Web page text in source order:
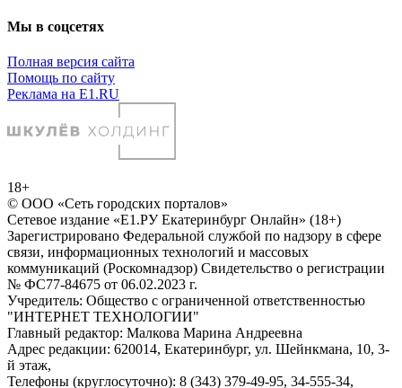
Мы в соцсетях
Полная версия сайта
Помощь по сайту
Реклама на E1.RU
18+
© ООО «Сеть городских порталов»
Сетевое издание «Е1.РУ Екатеринбург Онлайн» (18+)
Зарегистрировано Федеральной службой по надзору в сфере
связи, информационных технологий и массовых
коммуникаций (Роскомнадзор) Свидетельство о регистрации
№ ФС77-84675 от 06.02.2023 г.
Учредитель: Общество с ограниченной ответственностью
"ИНТЕРНЕТ ТЕХНОЛОГИИ"
Главный редактор: Малкова Марина Андреевна
Адрес редакции: 620014, Екатеринбург, ул. Шейнкмана, 10, 3-
й этаж,
Телефоны (круглосуточно): 8 (343) 379-49-95, 34-555-34,